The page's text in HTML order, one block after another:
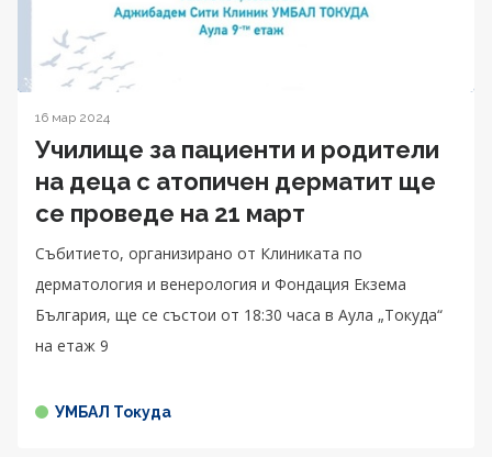
16 мар 2024
Училище за пациенти и родители
на деца с атопичен дерматит ще
се проведе на 21 март
Събитието, организирано от Клиниката по
дерматология и венерология и Фондация Екзема
България, ще се състои от 18:30 часа в Аула „Токуда“
на етаж 9
УМБАЛ Токуда